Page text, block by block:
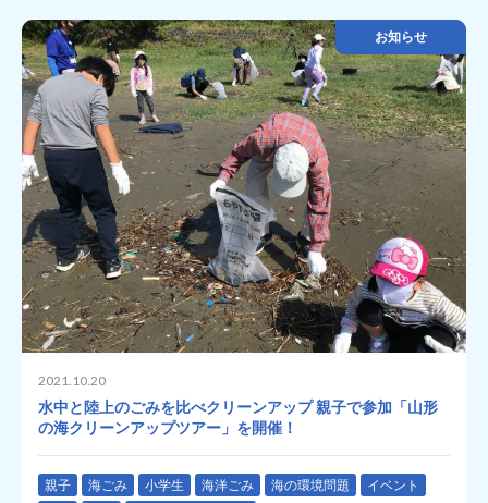
お知らせ
2021.10.20
水中と陸上のごみを比べクリーンアップ 親子で参加「山形
の海クリーンアップツアー」を開催！
親子 海ごみ 小学生 海洋ごみ 海の環境問題
イベント